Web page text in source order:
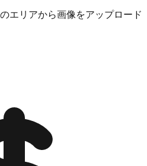
エリアから画像をアップロード